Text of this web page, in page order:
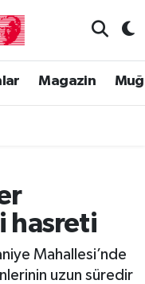
Magazin
hasreti
Mahallesi’nde
uzun süredir